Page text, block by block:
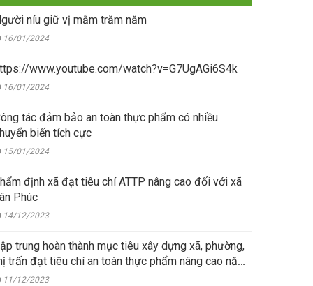
níu giữ vị mắm trăm năm
16/01/2024
www.youtube.com/watch?v=G7UgAGi6S4k
16/01/2024
tác đảm bảo an toàn thực phẩm có nhiều
biến tích cực
15/01/2024
định xã đạt tiêu chí ATTP nâng cao đối với xã
Phúc
14/12/2023
trung hoàn thành mục tiêu xây dựng xã, phường,
trấn đạt tiêu chí an toàn thực phẩm nâng cao năm
11/12/2023